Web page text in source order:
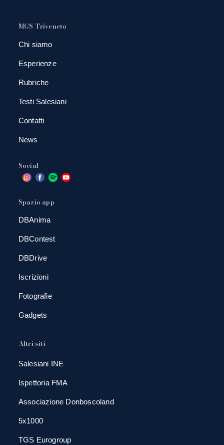
MGS Triveneto
Chi siamo
Esperienze
Rubriche
Testi Salesiani
Contatti
News
Social
Spazio app
DBAnima
DBContest
DBDrive
Iscrizioni
Fotografie
Gadgets
Altri siti
Salesiani INE
Ispettoria FMA
Associazione Donboscoland
5x1000
TGS Eurogroup